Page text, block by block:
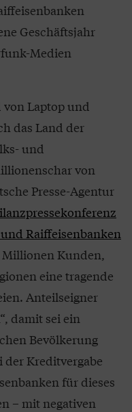
Geschäftsjahr
Medien
von Laptop und
das Land der
und
von
Presse-Agentur
Raiffeisenbanken
Millionen Kunden,
eine tragende
Anteilseigner
damit sei ein
Bevölkerung
Kreditvergabe
für dieses
– mit negativen